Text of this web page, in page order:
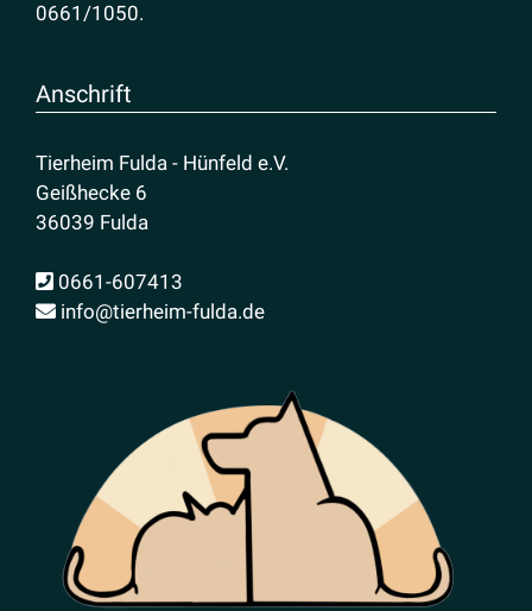
0661/1050.
Anschrift
Tierheim Fulda - Hünfeld e.V.
Geißhecke 6
36039 Fulda
0661-607413
info@tierheim-fulda.de